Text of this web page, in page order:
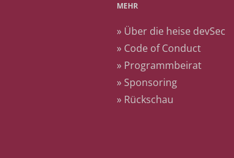
MEHR
» Über die heise devSec
» Code of Conduct
» Programmbeirat
» Sponsoring
» Rückschau